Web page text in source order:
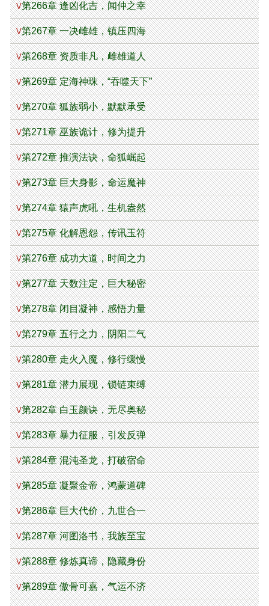
V第266章 逢凶化吉，闻仲之幸
V第267章 一决雌雄，镇压四海
V第268章 资质非凡，雌雄道人
V第269章 定海神珠，“吞噬天下”
V第270章 狐族弱小，默默承受
V第271章 巫族诡计，修为提升
V第272章 推演法诀，命狐崛起
V第273章 巨大身影，命运魔神
V第274章 猿声虎吼，生机盎然
V第275章 化解恩怨，传讯玉符
V第276章 成功大道，时间之力
V第277章 天数注定，巨大秘密
V第278章 闭目凝神，感悟力量
V第279章 五行之力，阴阳二气
V第280章 走火入魔，修行缓慢
V第281章 潜力展现，锁链束缚
V第282章 白玉颜诀，无尽奥秘
V第283章 暴力征服，引发反弹
V第284章 混沌圣龙，打破宿命
V第285章 凝聚金帝，鸿蒙道碑
V第286章 巨大代价，九世合一
V第287章 河图洛书，我族至宝
V第288章 修炼真谛，隐藏身份
V第289章 傲骨可嘉，气运不济